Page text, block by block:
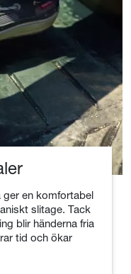
ger en komfortabel
slitage. Tack
blir händerna fria
tid och ökar